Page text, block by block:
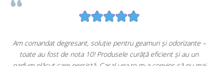
Am comandat degresant, soluție pentru geamuri și odorizante –
toate au fost de nota 10! Produsele curăță eficient și au un